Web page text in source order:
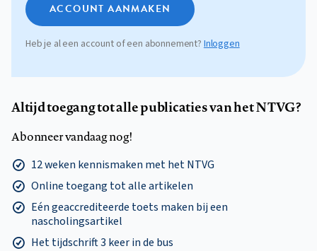
ACCOUNT AANMAKEN
Heb je al een account of een abonnement? Inloggen
Altijd toegang tot alle publicaties van het NTVG?
Abonneer vandaag nog!
12 weken kennismaken met het NTVG
Online toegang tot alle artikelen
Eén geaccrediteerde toets maken bij een
nascholingsartikel
Het tijdschrift 3 keer in de bus